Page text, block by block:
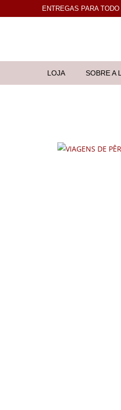
ENTREGAS PARA
LOJA SOBRE A